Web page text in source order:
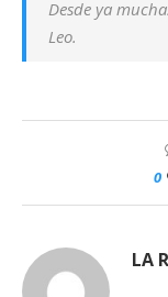
Desde ya
Leo.
0
LA